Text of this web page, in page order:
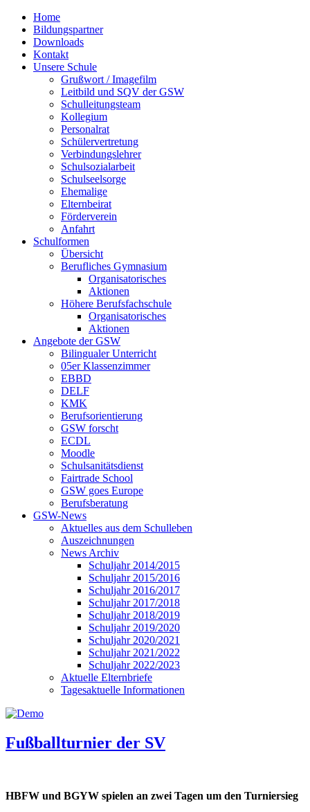
Home
Bildungspartner
Downloads
Kontakt
Unsere Schule
Grußwort / Imagefilm
Leitbild und SQV der GSW
Schulleitungsteam
Kollegium
Personalrat
Schülervertretung
Verbindungslehrer
Schulsozialarbeit
Schulseelsorge
Ehemalige
Elternbeirat
Förderverein
Anfahrt
Schulformen
Übersicht
Berufliches Gymnasium
Organisatorisches
Aktionen
Höhere Berufsfachschule
Organisatorisches
Aktionen
Angebote der GSW
Bilingualer Unterricht
05er Klassenzimmer
EBBD
DELF
KMK
Berufsorientierung
GSW forscht
ECDL
Moodle
Schulsanitätsdienst
Fairtrade School
GSW goes Europe
Berufsberatung
GSW-News
Aktuelles aus dem Schulleben
Auszeichnungen
News Archiv
Schuljahr 2014/2015
Schuljahr 2015/2016
Schuljahr 2016/2017
Schuljahr 2017/2018
Schuljahr 2018/2019
Schuljahr 2019/2020
Schuljahr 2020/2021
Schuljahr 2021/2022
Schuljahr 2022/2023
Aktuelle Elternbriefe
Tagesaktuelle Informationen
Fußballturnier der SV
HBFW und BGYW spielen an zwei Tagen um den Turniersieg